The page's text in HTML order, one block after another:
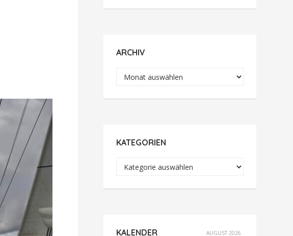
ARCHIV
Archiv
KATEGORIEN
KALENDER AUGUST 2026